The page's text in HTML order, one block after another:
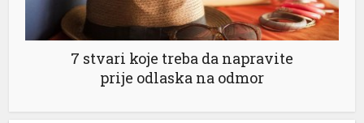
7 stvari koje treba da napravite
prije odlaska na odmor